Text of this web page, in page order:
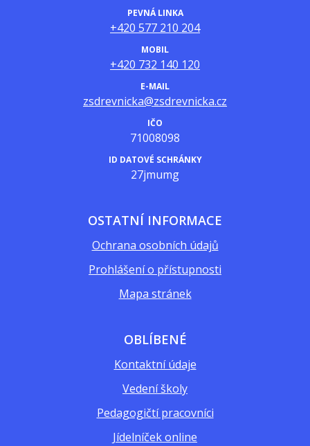
PEVNÁ LINKA
+420 577 210 204
MOBIL
+420 732 140 120
E-MAIL
zsdrevnicka@zsdrevnicka.cz
IČO
71008098
ID DATOVÉ SCHRÁNKY
27jmumg
OSTATNÍ INFORMACE
Ochrana osobních údajů
Prohlášení o přístupnosti
Mapa stránek
OBLÍBENÉ
Kontaktní údaje
Vedení školy
Pedagogičtí pracovníci
Jídelníček online